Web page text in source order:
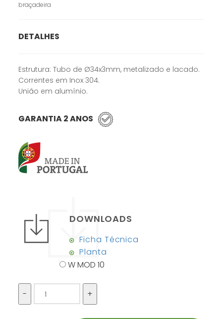
braçadeira
DETALHES
Estrutura: Tubo de Ø34x3mm, metalizado e lacado.
Correntes em Inox 304.
União em alumínio.
GARANTIA 2 ANOS
DOWNLOADS
Ficha Técnica
Planta
W MOD 10